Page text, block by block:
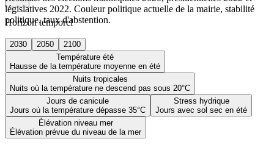
Horizon temporel
2030 2050
2100
Température été
Hausse de la température moyenne en été
Nuits tropicales
Nuits où la température ne descend pas sous 20°C
Jours de canicule
Jours où la température dépasse 35°C
Stress hydrique
Jours avec sol sec en été
Élévation niveau mer
Élévation prévue du niveau de la mer
législatives 2022. Couleur politique actuelle de la mairie, stabilité
politique, taux d'abstention.